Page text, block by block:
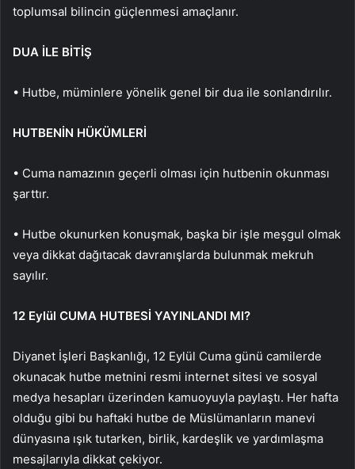
toplumsal bilincin güçlenmesi amaçlanır.
DUA İLE BİTİŞ
• Hutbe, müminlere yönelik genel bir dua ile sonlandırılır.
HUTBENİN HÜKÜMLERİ
• Cuma namazının geçerli olması için hutbenin okunması
şarttır.
• Hutbe okunurken konuşmak, başka bir işle meşgul olmak
veya dikkat dağıtacak davranışlarda bulunmak mekruh
sayılır.
12 Eylül CUMA HUTBESİ YAYINLANDI MI?
Diyanet İşleri Başkanlığı, 12 Eylül Cuma günü camilerde
okunacak hutbe metnini resmi internet sitesi ve sosyal
medya hesapları üzerinden kamuoyuyla paylaştı. Her hafta
olduğu gibi bu haftaki hutbe de Müslümanların manevi
dünyasına ışık tutarken, birlik, kardeşlik ve yardımlaşma
mesajlarıyla dikkat çekiyor.